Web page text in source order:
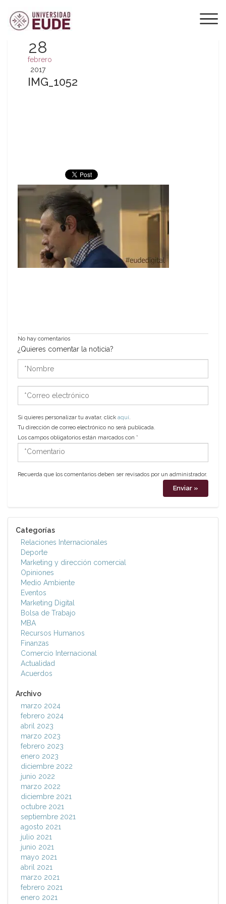
28
febrero
2017
IMG_1052
No hay comentarios
¿Quieres comentar la noticia?
electrónico
Si quieres personalizar tu avatar, click aquí.
Tu dirección de correo electrónico no será publicada.
Los campos obligatorios están marcados con *
*Comentario
Recuerda que los comentarios deben ser revisados por un administrador.
Categorías
Relaciones Internacionales
Deporte
Marketing y dirección comercial
Opiniones
Medio Ambiente
Eventos
Marketing Digital
Bolsa de Trabajo
MBA
Recursos Humanos
Finanzas
Comercio Internacional
Actualidad
Acuerdos
Archivo
marzo 2024
febrero 2024
abril 2023
marzo 2023
febrero 2023
enero 2023
diciembre 2022
junio 2022
marzo 2022
diciembre 2021
octubre 2021
septiembre 2021
agosto 2021
julio 2021
junio 2021
mayo 2021
abril 2021
marzo 2021
febrero 2021
enero 2021